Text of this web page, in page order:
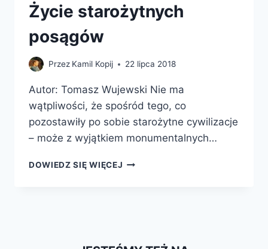
Życie starożytnych
posągów
Przez Kamil Kopij 22 lipca 2018
Autor: Tomasz Wujewski Nie ma
wątpliwości, że spośród tego, co
pozostawiły po sobie starożytne cywilizacje
– może z wyjątkiem monumentalnych…
DOWIEDZ SIĘ WIĘCEJ ŻYCIE